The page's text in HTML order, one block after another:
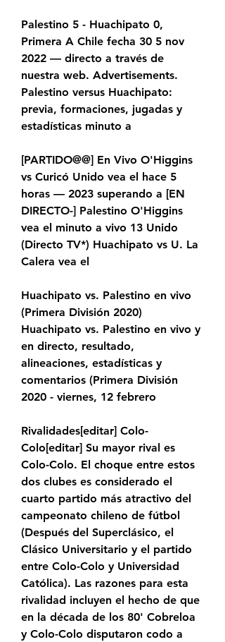
Palestino 5 - Huachipato 0,
Primera A Chile fecha 30 5 nov
2022 — directo a través de
nuestra web. Advertisements.
Palestino versus Huachipato:
previa, formaciones, jugadas y
estadísticas minuto a
[PARTIDO@@] En Vivo O'Higgins
vs Curicó Unido vea el hace 5
horas — 2023 superando a [EN
DIRECTO-] Palestino O'Higgins
vea el minuto a vivo 13 Unido
(Directo TV*) Huachipato vs U. La
Calera vea el
Huachipato vs. Palestino en vivo
(Primera División 2020)
Huachipato vs. Palestino en vivo y
en directo, resultado,
alineaciones, estadísticas y
comentarios (Primera División
2020 - viernes, 12 febrero
Rivalidades[editar] Colo-
Colo[editar] Su mayor rival es
Colo-Colo. El choque entre estos
dos clubes es considerado el
cuarto partido más atractivo del
campeonato chileno de fútbol
(Después del Superclásico, el
Clásico Universitario y el partido
entre Colo-Colo y Universidad
Católica). Las razones para esta
rivalidad incluyen el hecho de que
en la década de los 80' Cobreloa
y Colo-Colo disputaron codo a